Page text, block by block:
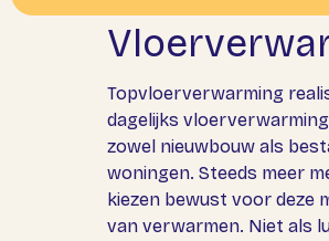
Topvloerverwarming
dagelijks
zowel nieuwbouw als
woningen. Steeds meer
kiezen bewust voor deze
van verwarmen. Niet als